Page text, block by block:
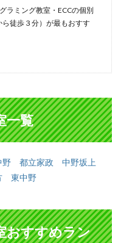
ラミング教室・ECCの個別
徒歩３分）が最もおすす
一覧
野 都立家政
中野坂上
東中野
おすすめラン